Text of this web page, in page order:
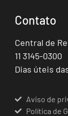
Contato
Central de
11 3145-0300
Dias úteis
Aviso de
Política de